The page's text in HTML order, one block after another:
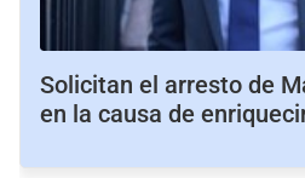
Solicitan el arresto de
en la causa de